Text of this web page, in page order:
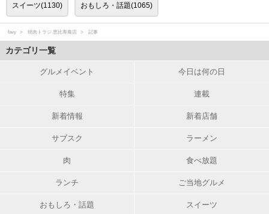
スイーツ(1130) おもしろ・話題(1065)
favy 焼肉トラジ 恵比寿庵店 記事
カテゴリ一覧
グルメイベント 今日は何の日
特集 連載
新着情報 新着店舗
サブスク ラーメン
肉 食べ放題
ランチ ご当地グルメ
おもしろ・話題 スイーツ